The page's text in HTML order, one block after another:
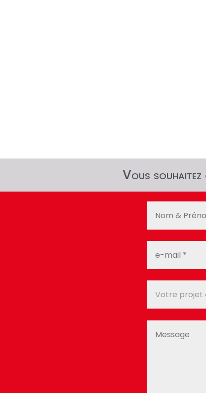
Vous souhaitez